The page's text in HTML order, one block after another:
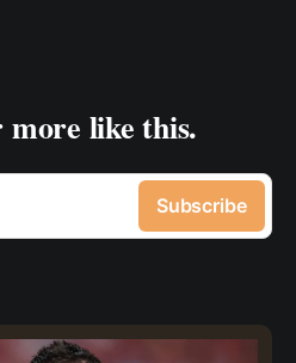
more like this.
Subscribe